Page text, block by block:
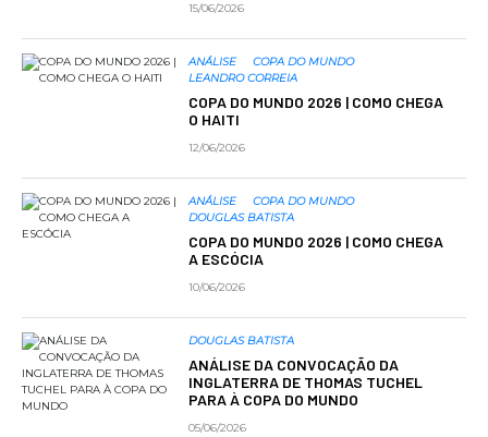
15/06/2026
ANÁLISE
COPA DO MUNDO
LEANDRO CORREIA
COPA DO MUNDO 2026 | COMO CHEGA
O HAITI
12/06/2026
ANÁLISE
COPA DO MUNDO
DOUGLAS BATISTA
COPA DO MUNDO 2026 | COMO CHEGA
A ESCÓCIA
10/06/2026
DOUGLAS BATISTA
ANÁLISE DA CONVOCAÇÃO DA
INGLATERRA DE THOMAS TUCHEL
PARA À COPA DO MUNDO
05/06/2026